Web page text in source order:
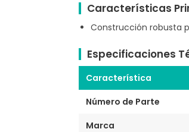
Características
Construcción robusta
Especificaciones
Característica
Número de Parte
Marca